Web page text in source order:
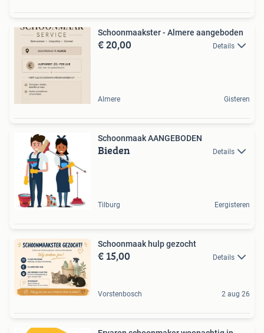
Schoonmaakster - Almere aangeboden
€ 20,00 Details
Almere Gisteren
Schoonmaak AANGEBODEN
Bieden Details
Tilburg Eergisteren
Schoonmaak hulp gezocht
€ 15,00 Details
Vorstenbosch 2 aug 26